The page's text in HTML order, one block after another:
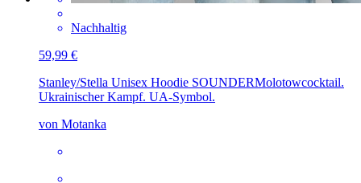
Nachhaltig
59,99 €
Stanley/Stella Unisex Hoodie SOUNDERMolotowcocktail.
Ukrainischer Kampf. UA-Symbol.
von Motanka